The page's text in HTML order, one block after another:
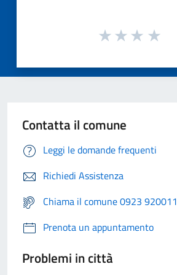
Contatta il comune
Leggi le domande frequenti
Richiedi Assistenza
Chiama il comune 0923 920011
Prenota un appuntamento
Problemi in città